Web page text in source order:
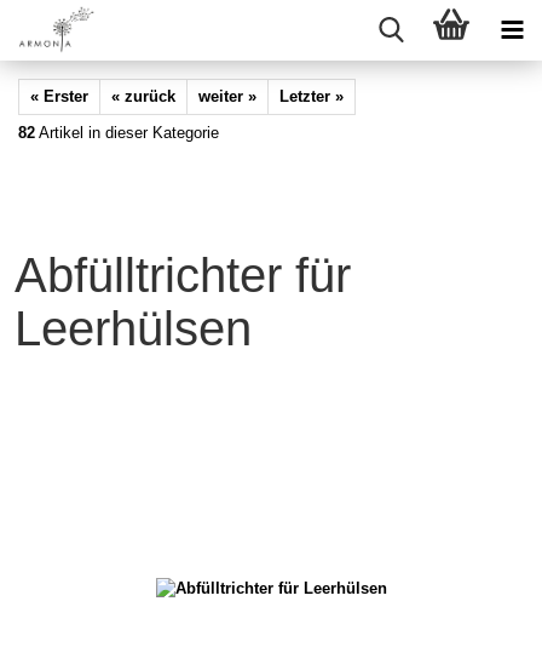
« Erster « zurück weiter »
Letzter »
82 Artikel in dieser Kategorie
Abfülltrichter für
Leerhülsen